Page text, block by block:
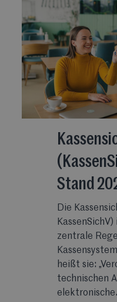
Stand
Die
zentrale
heißt sie:
technischen